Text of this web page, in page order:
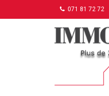
071 81 72 72